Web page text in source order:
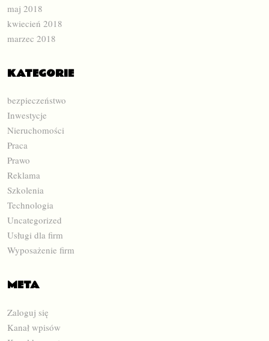
maj 2018
kwiecień 2018
marzec 2018
KATEGORIE
bezpieczeństwo
Inwestycje
Nieruchomości
Praca
Prawo
Reklama
Szkolenia
Technologia
Uncategorized
Usługi dla firm
Wyposażenie firm
META
Zaloguj się
Kanał wpisów